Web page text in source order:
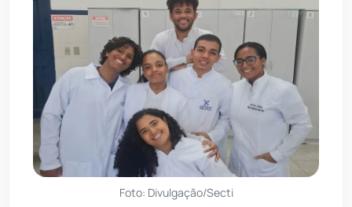
Foto: Divulgação/Secti